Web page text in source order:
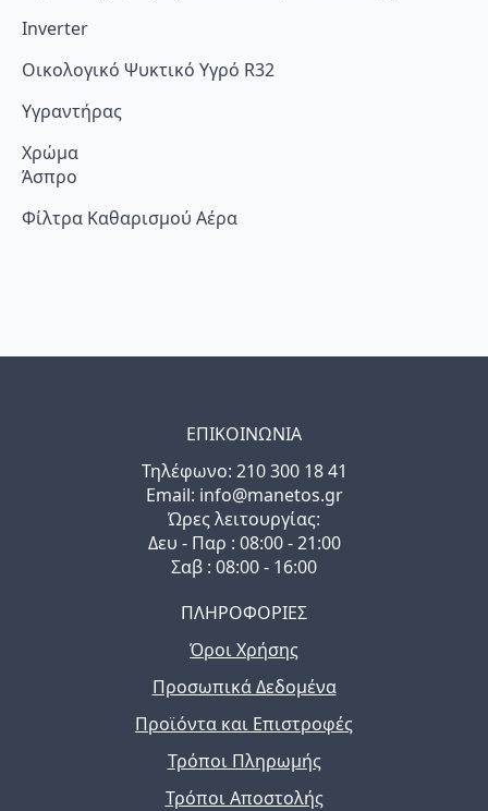
Inverter
Οικολογικό Ψυκτικό Υγρό R32
Υγραντήρας
Χρώμα
Άσπρο
Φίλτρα Καθαρισμού Αέρα
ΕΠΙΚΟΙΝΩΝΙΑ
Τηλέφωνo: 210 300 18 41
Email: info@manetos.gr
Ώρες λειτουργίας:
Δευ - Παρ : 08:00 - 21:00
Σαβ : 08:00 - 16:00
ΠΛΗΡΟΦΟΡΙΕΣ
Όροι Χρήσης
Προσωπικά Δεδομένα
Προϊόντα και Επιστροφές
Τρόποι Πληρωμής
Τρόποι Αποστολής